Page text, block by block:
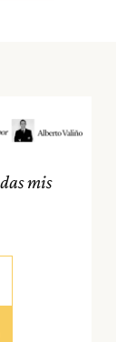
mis